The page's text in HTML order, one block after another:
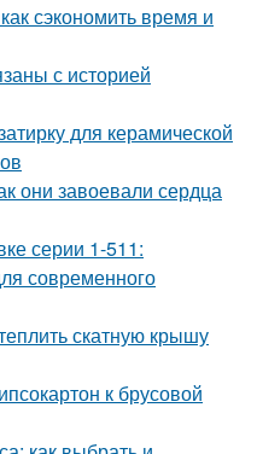
сэкономить время и
с историей
для керамической
они завоевали сердца
серии 1-511:
современного
скатную крышу
к брусовой